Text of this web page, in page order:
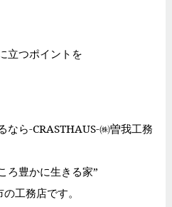
立つポイントを
なら-CRASTHAUS-㈱曽我工務
ろ豊かに生きる家”
工務店です。